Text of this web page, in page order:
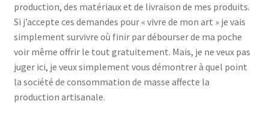
production, des matériaux et de livraison de mes produits.
Si j’accepte ces demandes pour « vivre de mon art » je vais
simplement survivre où finir par débourser de ma poche
voir même offrir le tout gratuitement. Mais, je ne veux pas
juger ici, je veux simplement vous démontrer à quel point
la société de consommation de masse affecte la
production artisanale.